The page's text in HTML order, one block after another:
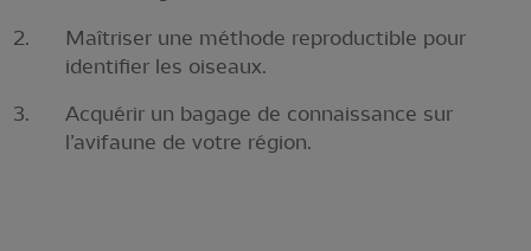
Maîtriser une méthode reproductible pour
identifier les oiseaux.
Acquérir un bagage de connaissance sur
l’avifaune de votre région.